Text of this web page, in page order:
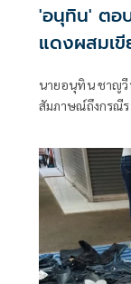
'อนุทิน' ตอ
แดงผสมเขี
นายอนุทิน ชาญวี
สัมภาษณ์ถึงกรณีร